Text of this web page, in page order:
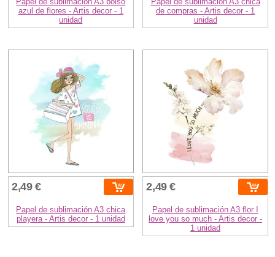
azul de flores - Artis decor - 1
unidad
de compras - Artis decor - 1
unidad
2,49 €
Papel de sublimación A3 chica
playera - Artis decor - 1 unidad
2,49 €
Papel de sublimación A3 flor I
love you so much - Artis decor -
1 unidad